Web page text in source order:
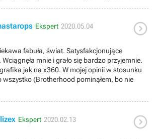
Poza tym Revelations to wszystko to co
+ nowe opakowanie w postaci mało
zmian. Produkcja jak najbardziej
się więcej spodziewać.
Ekspert 2020.05.04 
fabuła, świat. Satysfakcjonujące
mnie i grało się bardzo przyjemnie.
jak na x360. W mojej opinii w stosunku
(Brotherhood pominąłem, bo nie
Ekspert 2020.02.13 